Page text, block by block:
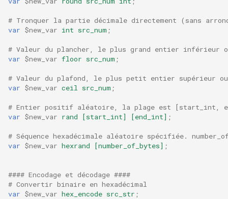
# Tronquer la partie décimale directement (sans
var $new_var int src_num ;
# Valeur du plancher, le plus grand entier inférieur
var $new_var floor src_num ;
# Valeur du plafond, le plus petit entier supérieur
var $new_var ceil src_num ;
# Entier positif aléatoire, la plage est [start_int,
var $new_var rand [start_int] [end_int] ;
# Séquence hexadécimale aléatoire spécifiée.
var $new_var hexrand [number_of_bytes] ;
#### Encodage et décodage ####
# Convertir binaire en hexadécimal
var $new_var hex_encode src_str ;